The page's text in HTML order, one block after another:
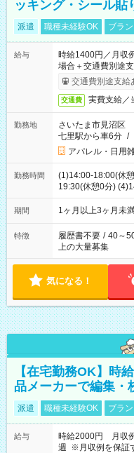
ッキング・シール貼
派遣 職種未経験OK ブラ
給与
時給1400円／月収
場合＋交通費別途
交通費別途支給
交通費 実費支給／
勤務地
さいたま市見沼区
七里駅から車6分 /
アパレル・日用
勤務時間
(1)14:00-18:00(休
19:30(休憩0分)
ます
期間 1ヶ月以上3ヶ月未
特徴 履歴書不要 / 40～
上の大量募集
気になる！
【在宅勤務OK】時
品メーカーで編集・
派遣 職種未経験OK ブラ
給与
時給2000円 月収
週 ※月収例を保証